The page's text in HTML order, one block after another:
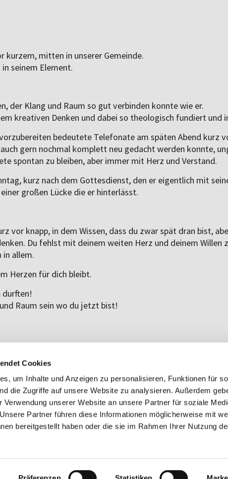
Cookies
um Inhalte und Anzeigen zu personalisieren, Funktionen für
die Zugriffe auf unsere Website zu analysieren. Außerdem
Verwendung unserer Website an unsere Partner für soziale
Partner führen diese Informationen möglicherweise mit
bereitgestellt haben oder die sie im Rahmen Ihrer Nutzung
kurzem, mitten in unserer Gemeinde.
seinem Element.
der Klang und Raum so gut verbinden konnte wie er.
kreativen Denken und dabei so theologisch fundiert und
bedeutete Telefonate am späten Abend kurz
gern nochmal komplett neu gedacht werden konnte,
spontan zu bleiben, aber immer mit Herz und Verstand.
kurz nach dem Gottesdienst, den er eigentlich mit
großen Lücke die er hinterlässt.
vor knapp, in dem Wissen, dass du zwar spät dran bist,
Du fehlst mit deinem weiten Herz und deinem Willen
in allem.
Herzen für dich bleibt.
durften!
Raum sein wo du jetzt bist!
Impressum